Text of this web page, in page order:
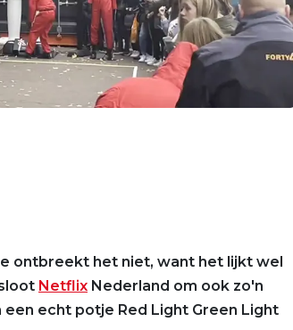
ontbreekt het niet, want het lijkt wel
Netflix Nederland om ook zo'n
echt potje Red Light Green Light